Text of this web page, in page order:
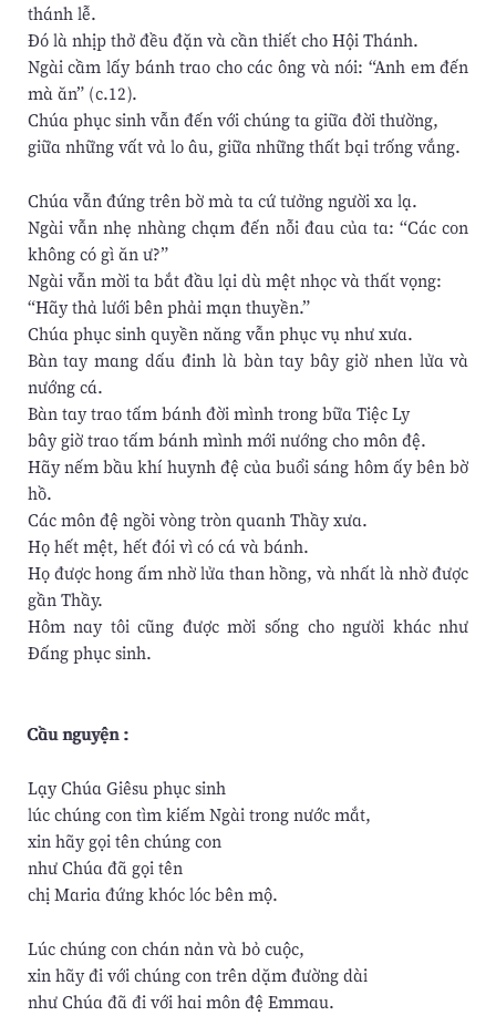
thánh lễ.
Ðó là nhịp thở đều đặn và cần thiết cho Hội Thánh.
Ngài cầm lấy bánh trao cho các ông và nói: “Anh em đến
mà ăn” (c.12).
Chúa phục sinh vẫn đến với chúng ta giữa đời thường,
giữa những vất vả lo âu, giữa những thất bại trống vắng.
Chúa vẫn đứng trên bờ mà ta cứ tưởng người xa lạ.
Ngài vẫn nhẹ nhàng chạm đến nỗi đau của ta: “Các con
không có gì ăn ư?”
Ngài vẫn mời ta bắt đầu lại dù mệt nhọc và thất vọng:
“Hãy thả lưới bên phải mạn thuyền.”
Chúa phục sinh quyền năng vẫn phục vụ như xưa.
Bàn tay mang dấu đinh là bàn tay bây giờ nhen lửa và
nướng cá.
Bàn tay trao tấm bánh đời mình trong bữa Tiệc Ly
bây giờ trao tấm bánh mình mới nướng cho môn đệ.
Hãy nếm bầu khí huynh đệ của buổi sáng hôm ấy bên bờ
hồ.
Các môn đệ ngồi vòng tròn quanh Thầy xưa.
Họ hết mệt, hết đói vì có cá và bánh.
Họ được hong ấm nhờ lửa than hồng, và nhất là nhờ được
gần Thầy.
Hôm nay tôi cũng được mời sống cho người khác như
Đấng phục sinh.
Cầu nguyện :
Lạy Chúa Giêsu phục sinh
lúc chúng con tìm kiếm Ngài trong nước mắt,
xin hãy gọi tên chúng con
như Chúa đã gọi tên
chị Maria đứng khóc lóc bên mộ.
Lúc chúng con chán nản và bỏ cuộc,
xin hãy đi với chúng con trên dặm đường dài
như Chúa đã đi với hai môn đệ Emmau.